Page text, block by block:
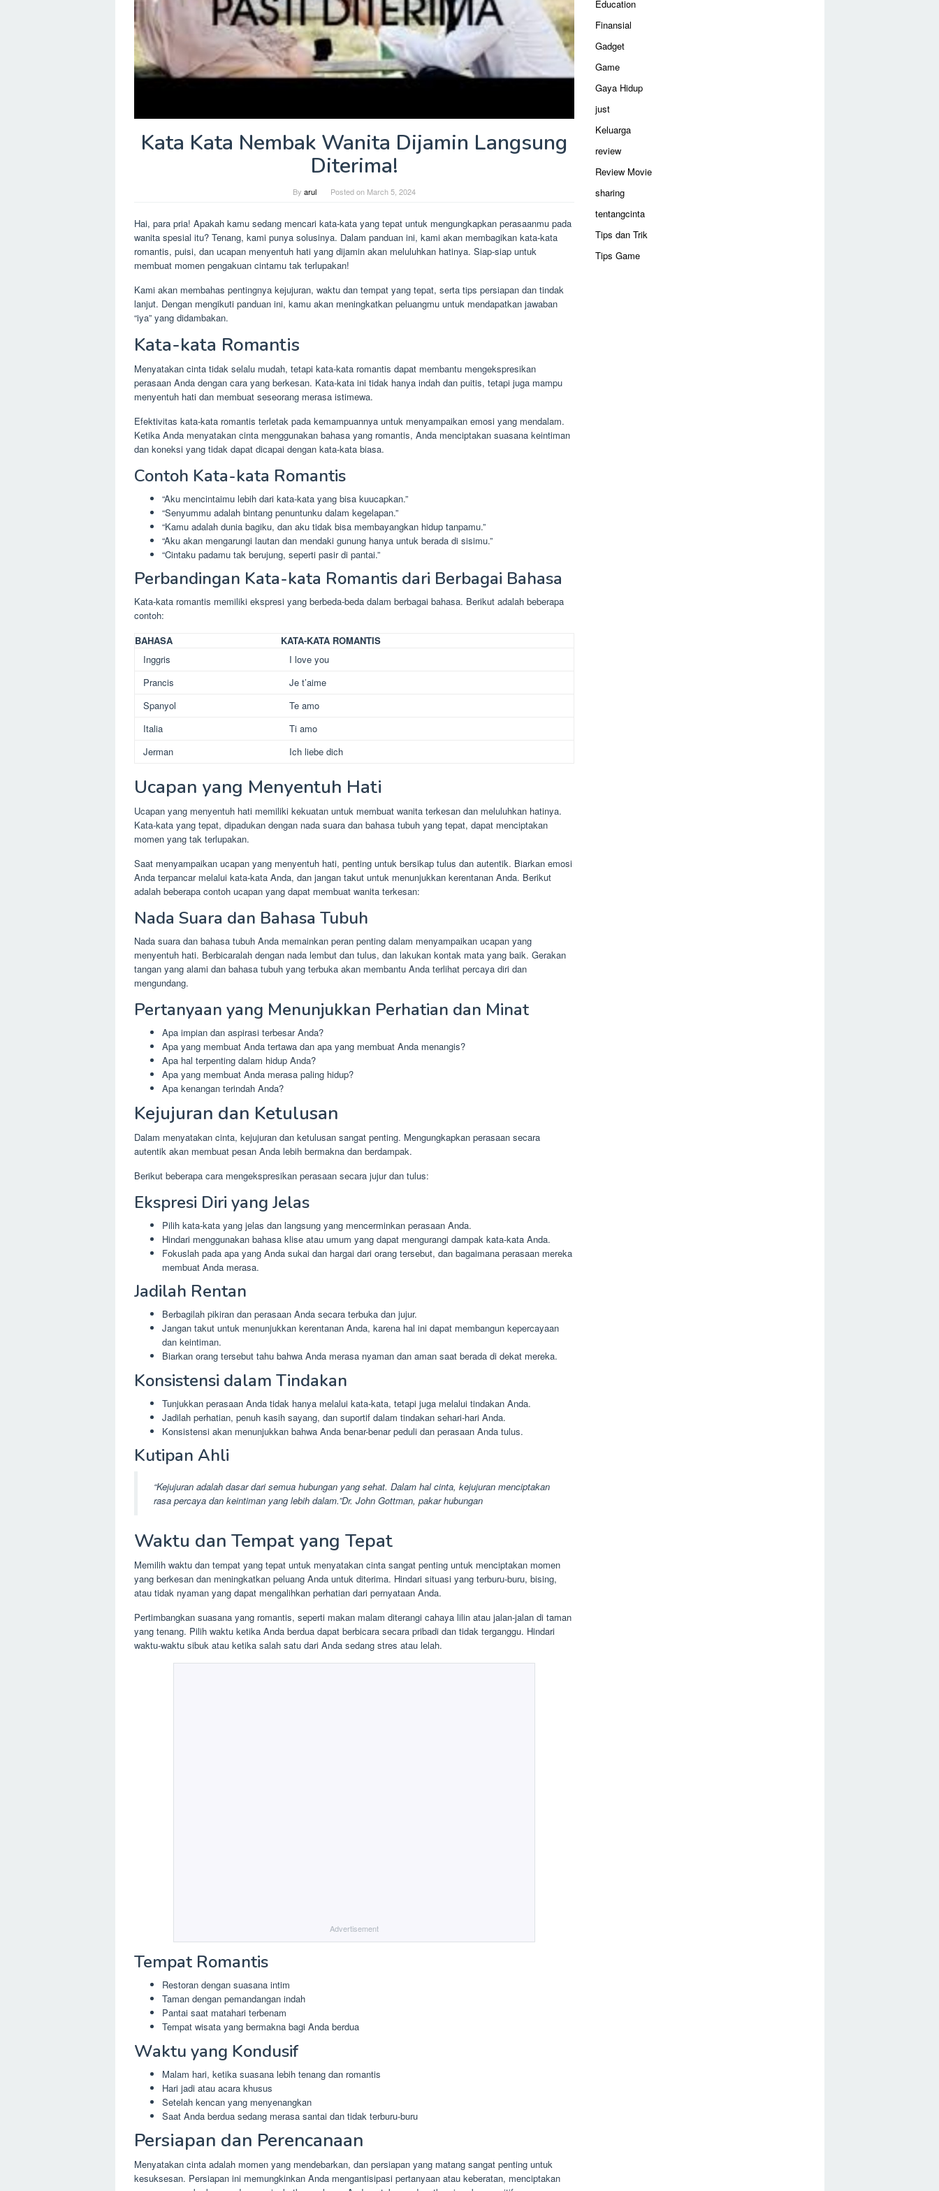
Kata Kata Nembak Wanita Dijamin Langsung
Diterima!
By arul Posted on March 5, 2024
Hai, para pria! Apakah kamu sedang mencari kata-kata yang tepat untuk mengungkapkan perasaanmu pada
wanita spesial itu? Tenang, kami punya solusinya. Dalam panduan ini, kami akan membagikan kata-kata
romantis, puisi, dan ucapan menyentuh hati yang dijamin akan meluluhkan hatinya. Siap-siap untuk
membuat momen pengakuan cintamu tak terlupakan!
Kami akan membahas pentingnya kejujuran, waktu dan tempat yang tepat, serta tips persiapan dan tindak
lanjut. Dengan mengikuti panduan ini, kamu akan meningkatkan peluangmu untuk mendapatkan jawaban
“iya” yang didambakan.
Kata-kata Romantis
Menyatakan cinta tidak selalu mudah, tetapi kata-kata romantis dapat membantu mengekspresikan
perasaan Anda dengan cara yang berkesan. Kata-kata ini tidak hanya indah dan puitis, tetapi juga mampu
menyentuh hati dan membuat seseorang merasa istimewa.
Efektivitas kata-kata romantis terletak pada kemampuannya untuk menyampaikan emosi yang mendalam.
Ketika Anda menyatakan cinta menggunakan bahasa yang romantis, Anda menciptakan suasana keintiman
dan koneksi yang tidak dapat dicapai dengan kata-kata biasa.
Contoh Kata-kata Romantis
“Aku mencintaimu lebih dari kata-kata yang bisa kuucapkan.”
“Senyummu adalah bintang penuntunku dalam kegelapan.”
“Kamu adalah dunia bagiku, dan aku tidak bisa membayangkan hidup tanpamu.”
“Aku akan mengarungi lautan dan mendaki gunung hanya untuk berada di sisimu.”
“Cintaku padamu tak berujung, seperti pasir di pantai.”
Perbandingan Kata-kata Romantis dari Berbagai Bahasa
Kata-kata romantis memiliki ekspresi yang berbeda-beda dalam berbagai bahasa. Berikut adalah beberapa
contoh:
BAHASA
KATA-KATA ROMANTIS
Inggris
I love you
Prancis
Je t’aime
Spanyol
Te amo
Italia
Ti amo
Jerman
Ich liebe dich
Ucapan yang Menyentuh Hati
Ucapan yang menyentuh hati memiliki kekuatan untuk membuat wanita terkesan dan meluluhkan hatinya.
Kata-kata yang tepat, dipadukan dengan nada suara dan bahasa tubuh yang tepat, dapat menciptakan
momen yang tak terlupakan.
Saat menyampaikan ucapan yang menyentuh hati, penting untuk bersikap tulus dan autentik. Biarkan emosi
Anda terpancar melalui kata-kata Anda, dan jangan takut untuk menunjukkan kerentanan Anda. Berikut
adalah beberapa contoh ucapan yang dapat membuat wanita terkesan:
Nada Suara dan Bahasa Tubuh
Nada suara dan bahasa tubuh Anda memainkan peran penting dalam menyampaikan ucapan yang
menyentuh hati. Berbicaralah dengan nada lembut dan tulus, dan lakukan kontak mata yang baik. Gerakan
tangan yang alami dan bahasa tubuh yang terbuka akan membantu Anda terlihat percaya diri dan
mengundang.
Pertanyaan yang Menunjukkan Perhatian dan Minat
Apa impian dan aspirasi terbesar Anda?
Apa yang membuat Anda tertawa dan apa yang membuat Anda menangis?
Apa hal terpenting dalam hidup Anda?
Apa yang membuat Anda merasa paling hidup?
Apa kenangan terindah Anda?
Kejujuran dan Ketulusan
Dalam menyatakan cinta, kejujuran dan ketulusan sangat penting. Mengungkapkan perasaan secara
autentik akan membuat pesan Anda lebih bermakna dan berdampak.
Berikut beberapa cara mengekspresikan perasaan secara jujur dan tulus:
Ekspresi Diri yang Jelas
Pilih kata-kata yang jelas dan langsung yang mencerminkan perasaan Anda.
Hindari menggunakan bahasa klise atau umum yang dapat mengurangi dampak kata-kata Anda.
Fokuslah pada apa yang Anda sukai dan hargai dari orang tersebut, dan bagaimana perasaan mereka
membuat Anda merasa.
Jadilah Rentan
Berbagilah pikiran dan perasaan Anda secara terbuka dan jujur.
Jangan takut untuk menunjukkan kerentanan Anda, karena hal ini dapat membangun kepercayaan
dan keintiman.
Biarkan orang tersebut tahu bahwa Anda merasa nyaman dan aman saat berada di dekat mereka.
Konsistensi dalam Tindakan
Tunjukkan perasaan Anda tidak hanya melalui kata-kata, tetapi juga melalui tindakan Anda.
Jadilah perhatian, penuh kasih sayang, dan suportif dalam tindakan sehari-hari Anda.
Konsistensi akan menunjukkan bahwa Anda benar-benar peduli dan perasaan Anda tulus.
Kutipan Ahli
“Kejujuran adalah dasar dari semua hubungan yang sehat. Dalam hal cinta, kejujuran menciptakan
rasa percaya dan keintiman yang lebih dalam.”Dr. John Gottman, pakar hubungan
Waktu dan Tempat yang Tepat
Memilih waktu dan tempat yang tepat untuk menyatakan cinta sangat penting untuk menciptakan momen
yang berkesan dan meningkatkan peluang Anda untuk diterima. Hindari situasi yang terburu-buru, bising,
atau tidak nyaman yang dapat mengalihkan perhatian dari pernyataan Anda.
Pertimbangkan suasana yang romantis, seperti makan malam diterangi cahaya lilin atau jalan-jalan di taman
yang tenang. Pilih waktu ketika Anda berdua dapat berbicara secara pribadi dan tidak terganggu. Hindari
waktu-waktu sibuk atau ketika salah satu dari Anda sedang stres atau lelah.
Advertisement
Tempat Romantis
Restoran dengan suasana intim
Taman dengan pemandangan indah
Pantai saat matahari terbenam
Tempat wisata yang bermakna bagi Anda berdua
Waktu yang Kondusif
Malam hari, ketika suasana lebih tenang dan romantis
Hari jadi atau acara khusus
Setelah kencan yang menyenangkan
Saat Anda berdua sedang merasa santai dan tidak terburu-buru
Persiapan dan Perencanaan
Menyatakan cinta adalah momen yang mendebarkan, dan persiapan yang matang sangat penting untuk
kesuksesan. Persiapan ini memungkinkan Anda mengantisipasi pertanyaan atau keberatan, menciptakan
Education
Finansial
Gadget
Game
Gaya Hidup
just
Keluarga
review
Review Movie
sharing
tentangcinta
Tips dan Trik
Tips Game